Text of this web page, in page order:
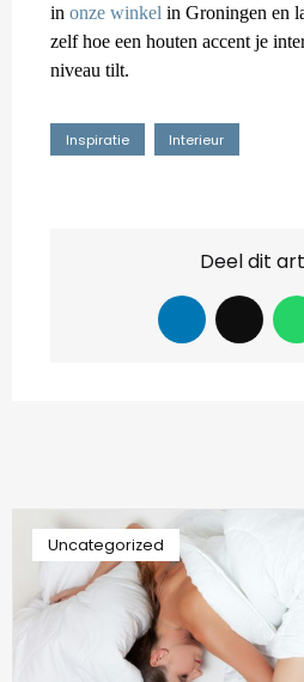
in onze winkel in Groningen en
zelf hoe een houten accent je
niveau tilt.
Inspiratie Interieur
Deel dit
Uncategorized